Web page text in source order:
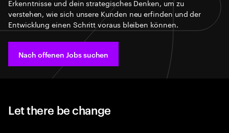
Erkenntnisse und dein strategisches Denken, um zu
verstehen, wie sich unsere Kunden neu erfinden und der
Entwicklung einen Schritt voraus bleiben können.
Nach offenen Jobs suchen
Let there be change